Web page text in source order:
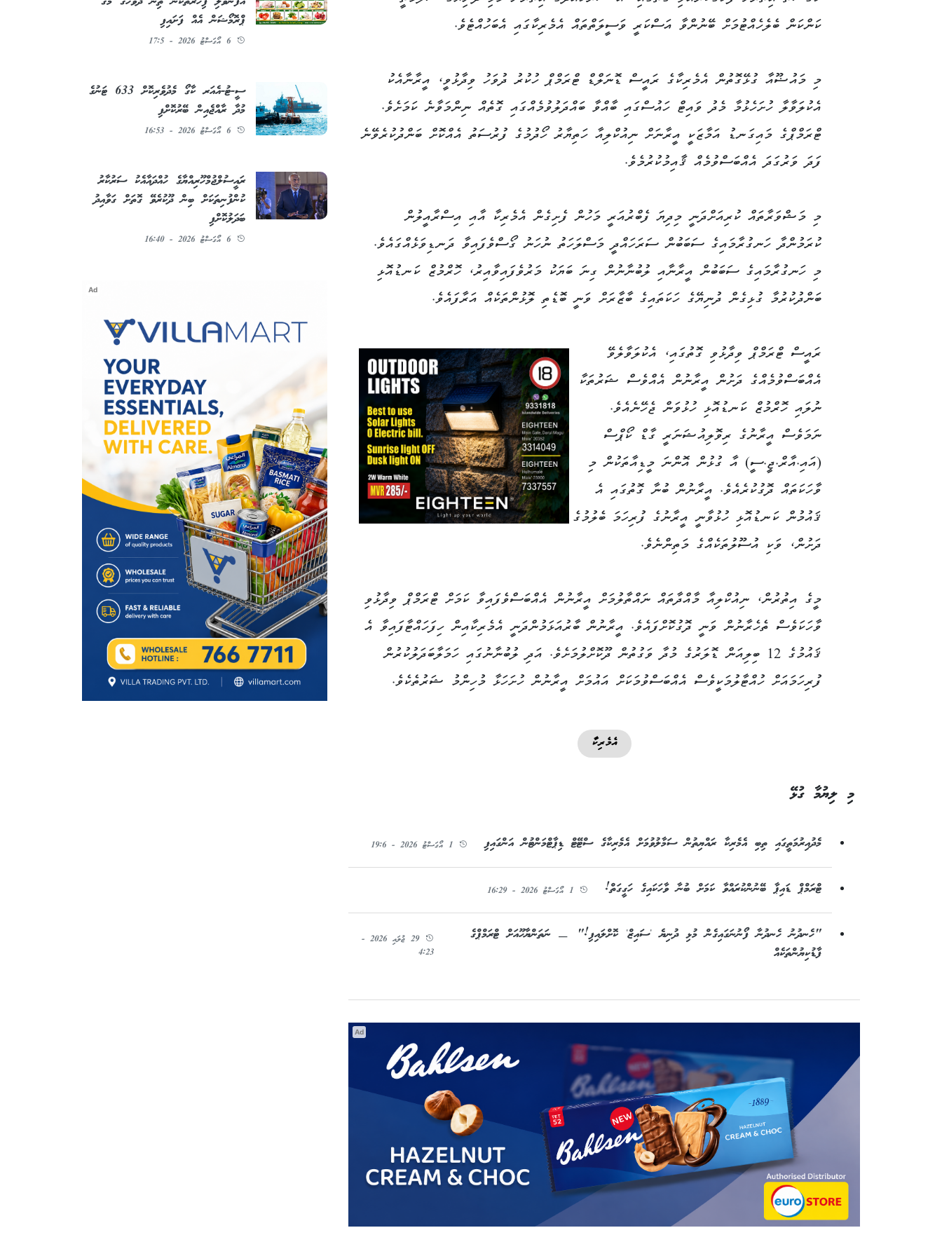
ކަންކަން ބެލެހެއްޓުމަށް ބޭނުންވާ އަސްކަރީ ވަސީލަތްތައް އެމެރިކާގައި އެބަހުއްޓެވެ.
މި މައުޟޫއާ ގުޅޭގޮތުން އެމެރިކާގެ ރައީސް ޑޮނަލްޑް ޓްރަމްޕް ހުކުރު ދުވަހު ވިދާޅުވީ، އީރާނާއެކު
އެކުލަވާލާ ހުށަހެޅުމާ މެދު ވައިޓް ހައުސްގައި ބާއްވާ ބައްދަލުވުމެއްގައި ގޮތެއް ނިންމަވާނެ ކަމަށެވެ.
ޓްރަމްޕްގެ މައިގަނޑު އަމާޒަކީ އީރާނަށް ނިއުކްލިއާ ހަތިޔާރު ހޯދުމުގެ ފުރުސަތު އެއްކޮށް ބަންދުކުރެވޭނެ
ފަދަ ވަރުގަދަ އެއްބަސްވުމެއް ޤާއިމުކުރުމެވެ.
މި މަޝްވަރާތައް ކުރިއަށްދަނީ މިދިޔަ ފެބްރުއަރީ މަހުން ފެށިގެން އެމެރިކާ އާއި އިސްރާއީލުން
ކުރަމުންދާ ހަނގުރާމައިގެ ސަބަބުން ސަރަހައްދީ މަސްލަހަތު ނުހަނު ގޯސްވެފައިވާ ދަނޑިވަޅެއްގައެވެ.
މި ހަނގުރާމައިގެ ސަބަބުން އީރާނާއި ލުބުނާނުން ގިނަ ބަޔަކު މަރުވެފައިވާއިރު، ހޮރްމުޒް ކަނޑުއޮޅި
ބަންދުކުރުމާ ގުޅިގެން ދުނިޔޭގެ ހަކަތައިގެ ބާޒާރަށް ވަނީ ބޮޑެތި ލޮޅުންތަކެއް އަރާފައެވެ.
ރައީސް ޓްރަމްޕް ވިދާޅުވި ގޮތުގައި، އެކުލަވާލެވޭ
އެއްބަސްވުމެއްގެ ދަށުން އީރާނުން އެއްވެސް ޝަރުތަކާ
ނުލައި ހޮރްމުޒް ކަނޑުއޮޅި ހުޅުވަން ޖެހޭނެއެވެ.
ނަމަވެސް އީރާނުގެ ރިވޮލިއުޝަނަރީ ގާޑް ކޯޕްސް
(އައި.އާރް.ޖީ.ސީ) އާ ގުޅުން އޮންނަ މީޑިއާތަކުން މި
ވާހަކަތައް ދޮގުކުރެއެވެ. އީރާނުން ބުނާ ގޮތުގައި އެ
ޤައުމުން ކަނޑުއޮޅި ހުޅުވާނީ އީރާނުގެ ފުރިހަމަ ބެލުމުގެ
ދަށުން، ވަކި އުސޫލުތަކެއްގެ މަތިންނެވެ.
މީގެ އިތުރުން، ނިއުކްލިއާ މާއްދާތައް ނައްތާލުމަށް އީރާނުން އެއްބަސްވެފައިވާ ކަމަށް ޓްރަމްޕް ވިދާޅުވި
ވާހަކަވެސް ތެހެރާނުން ވަނީ ދޮގުކޮށްފައެވެ. އީރާނުން ބާރުއަޅަމުންދަނީ އެމެރިކާއިން ހިފަހައްޓާފައިވާ އެ
ޤައުމުގެ 12 ބިލިއަން ޑޮލަރުގެ މުދާ ވަގުތުން ދޫކޮށްލުމަށެވެ. އަދި ލުބުނާނުގައި ހަމަލާބަދަލުކުރުން
ފުރިހަމައަށް ހުއްޓާލުމަކީވެސް އެއްބަސްވުމަކަށް އައުމަށް އީރާނުން ހުށަހަޅާ މުހިންމު ޝަރުތެކެވެ.
އެމެރިކާ
މި ލިޔުމާ ގުޅޭ
މެދުއިރުމަތީގައި ތިބި އެމެރިކާ ރައްޔިތުން ސަމާލުވުމަށް އެމެރިކާގެ ސްޓޭޓް ޑިޕާޓްމަންޓުން އަންގައިފި
ޓްރަމްޕް ޑައިޕާ ބޭނުންކުރައްވާ ކަމަށް ބުނާ ވާހަކައިގެ ހަގީގަތް!
"ހެނދުނު ހެނދުނާ ފޯނުނަގައިގެން މުޅި ދުނިޔެ 'ސައިޒް' ކޮށްލައިފި!" — ނަތަންޔާހޫއަށް ޓްރަމްޕްގެ
ފާޑުކިޔުންތަކެއް
29 ޖުލައި 2026 -
4:23
Ad
ޕްރޮމޯޝަން އެއް ފަށައިފި
6 އޯގަސްޓު 2026 - 17:5
ސީ-ޓު-އެއަރ ކާގޯ މެދުވެރިކޮށް 633 ޓަނުގެ
މުދާ ރާއްޖެއިން ބޭރުކޮށްފި
6 އޯގަސްޓު 2026 - 16:53
ރައީސުލްޖުމްހޫރިއްޔާގެ ހުއްދައާއެކު ސަރުކާރު
ކުންފުނިތަކަށް ބިން ދޫކުރެވޭ ގޮތަށް ގަވާއިދު
ބަދަލުކޮށްފި
6 އޯގަސްޓު 2026 - 16:40
Ad